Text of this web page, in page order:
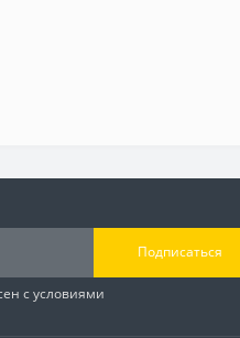
Подписаться
с условиями